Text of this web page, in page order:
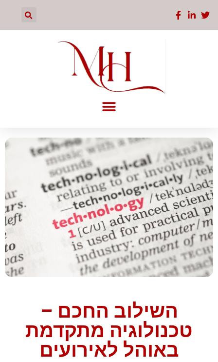
השילוב החכם –
טכנולוגיה מתקדמת
באוהל לאירועים